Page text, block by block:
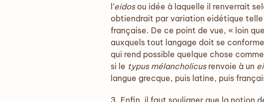
l’eidosou idée à laquelle il renverrait
obtiendrait par variation eidétique telle
française. De ce point de vue, « loin
auxquels tout langage doit se
qui rend possible quelque chose
si le typus mélancholicusrenvoie à un
langue grecque, puis latine, puis
3. Enfin, il faut souligner que la notion